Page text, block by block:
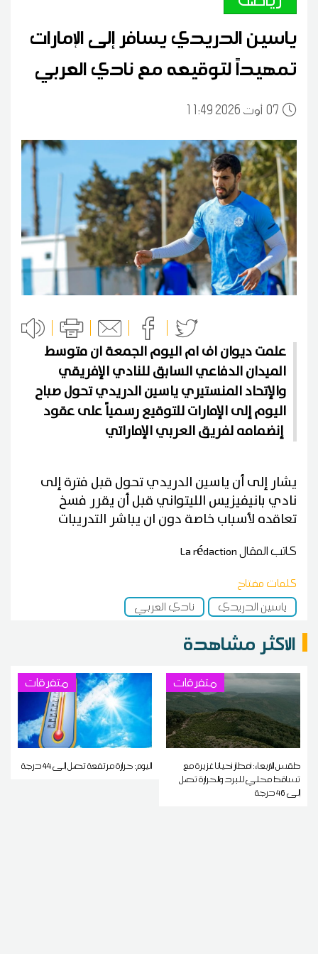
ياسين الدريدي يسافر إلى الإمارات
تمهيداً لتوقيعه مع نادي العربي
0711:49 2026 أوت
علمت ديوان اف ام اليوم الجمعة ان متوسط
الميدان الدفاعي السابق للنادي الإفريقي
والإتحاد المنستيري ياسين الدريدي تحول صباح
اليوم إلى الإمارات للتوقيع رسمياً على عقود
إنضمامه لفريق العربي الإماراتي
يشار إلى أن ياسين الدريدي تحول قبل فترة إلى
نادي بانيفيزيس الليتواني قبل أن يقرر فسخ
تعاقده لأسباب خاصة دون ان يباشر التدريبات
كاتب المقالLa rédaction
كلمات مفتاح
ياسين الدريدي
نادي العربي
الاكثر مشاهدة
متفرقات
طقس الاربعاء: أمطار أحيانا غزيرة مع
تساقط محلي للبرد والحرارة تصل
إلى 46 درجة
متفرقات
اليوم: حرارة مرتفعة تصل إلى 44 درجة